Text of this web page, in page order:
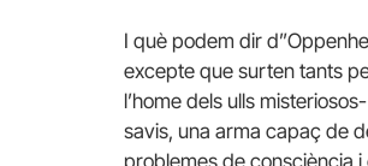
I què podem dir
excepte que surten tants
l’home dels ulls
savis, una arma capaç de
problemes de consciència